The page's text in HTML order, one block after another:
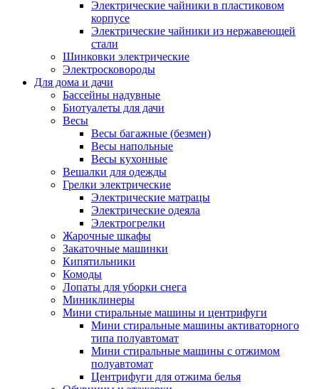
Электрические чайники в пластиковом
корпусе
Электрические чайники из нержавеющей
стали
Шинковки электрические
Электросковороды
Для дома и дачи
Бассейны надувные
Биотуалеты для дачи
Весы
Весы багажные (безмен)
Весы напольные
Весы кухонные
Вешалки для одежды
Грелки электрические
Электрические матрацы
Электрические одеяла
Электрогрелки
Жарочные шкафы
Закаточные машинки
Кипятильники
Комоды
Лопаты для уборки снега
Миниклинеры
Мини стиральные машины и центрифуги
Мини стиральные машины активаторного
типа полуавтомат
Мини стиральные машины с отжимом
полуавтомат
Центрифуги для отжима белья